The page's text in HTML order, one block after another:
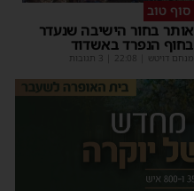
סוף טוב
אותר בחור הישיבה שנעדר
בחוף הנפרד באשדוד
מנחם דויטש 22:08